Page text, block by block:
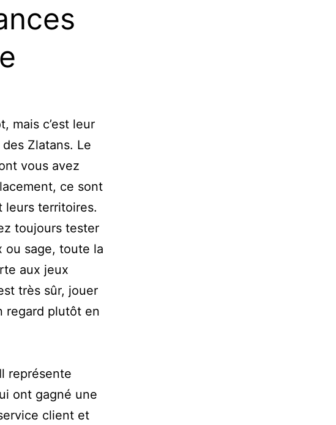
mais c’est leur
Zlatans. Le
vous avez
ce sont
leurs territoires.
toujours tester
ou sage, toute la
aux jeux
très sûr, jouer
regard plutôt en
représente
ont gagné une
client et